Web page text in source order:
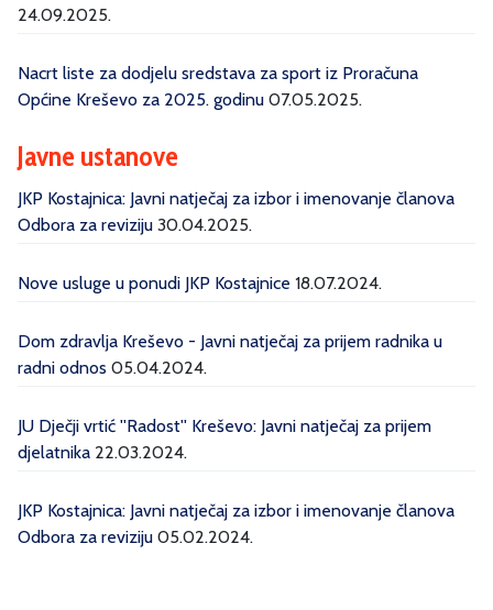
24.09.2025.
Nacrt liste za dodjelu sredstava za sport iz Proračuna
Općine Kreševo za 2025. godinu 07.05.2025.
Javne ustanove
JKP Kostajnica: Javni natječaj za izbor i imenovanje članova
Odbora za reviziju 30.04.2025.
Nove usluge u ponudi JKP Kostajnice 18.07.2024.
Dom zdravlja Kreševo - Javni natječaj za prijem radnika u
radni odnos 05.04.2024.
JU Dječji vrtić ''Radost'' Kreševo: Javni natječaj za prijem
djelatnika 22.03.2024.
JKP Kostajnica: Javni natječaj za izbor i imenovanje članova
Odbora za reviziju 05.02.2024.